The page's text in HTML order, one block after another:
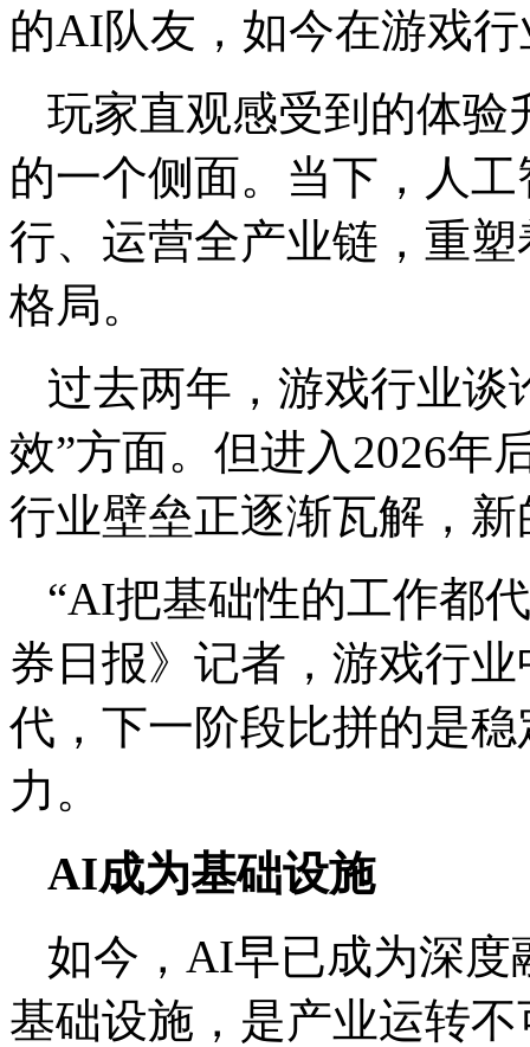
的AI队友，如今在游戏
玩家直观感受到的体
的一个侧面。当下，人
行、运营全产业链，重
格局。
过去两年，游戏行业谈
效”方面。但进入2026年
行业壁垒正逐渐瓦解，
“AI把基础性的工作都
券日报》记者，游戏行
代，下一阶段比拼的是
力。
AI成为基础设施
如今，AI早已成为深度
基础设施，是产业运转